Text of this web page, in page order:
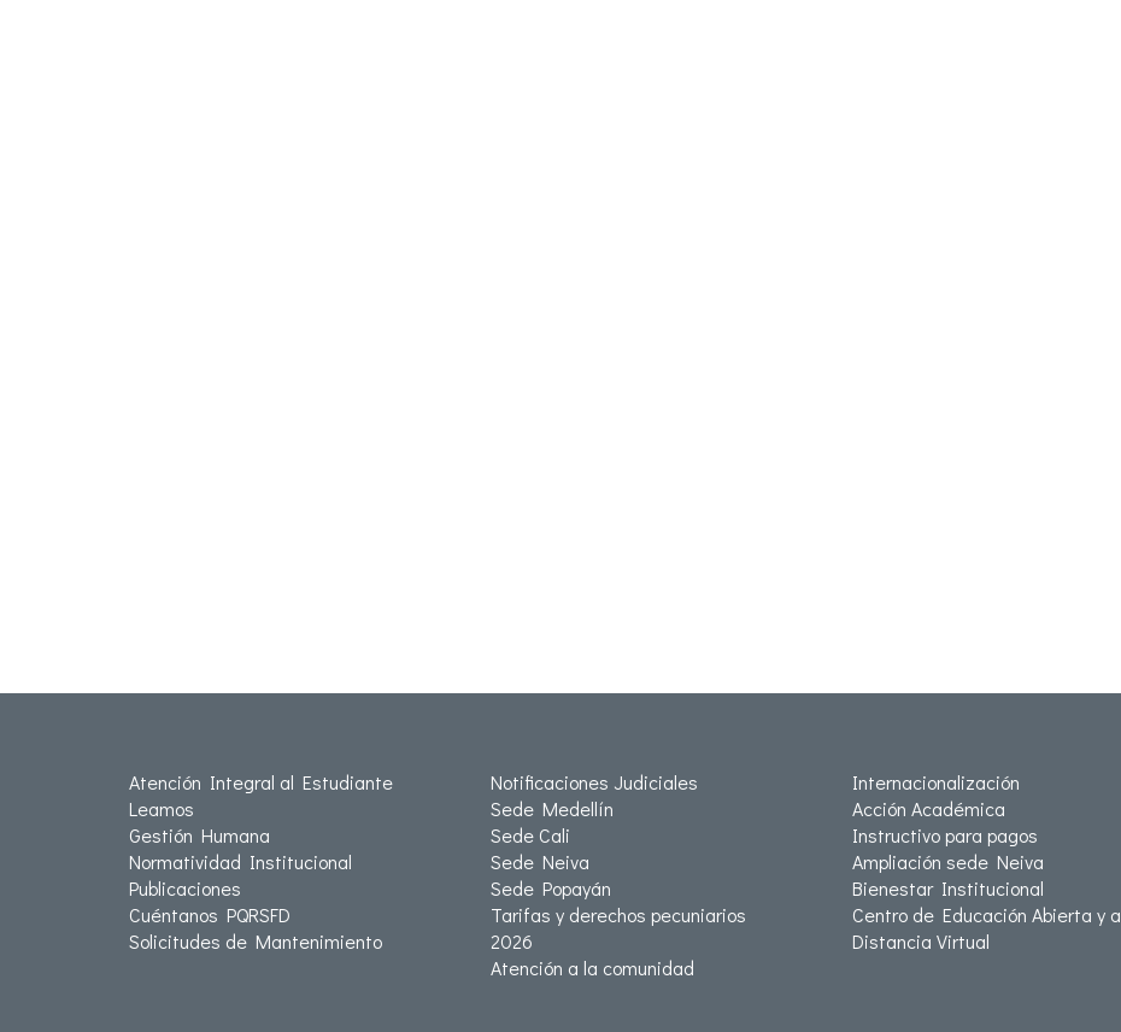
Atención Integral al Estudiante
Leamos
Gestión Humana
Normatividad Institucional
Publicaciones
Cuéntanos PQRSFD
Solicitudes de Mantenimiento
Notificaciones Judiciales
Sede Medellín
Sede Cali
Sede Neiva
Sede Popayán
Tarifas y derechos pecuniarios
2026
Atención a la comunidad
Internacionalización
Acción Académica
Instructivo para pagos
Ampliación sede Neiva
Bienestar Institucional
Centro de Educación Abierta y a
Distancia Virtual